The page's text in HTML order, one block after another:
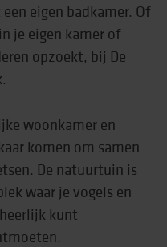
eigen badkamer. Of
je eigen kamer of
opzoekt, bij De
woonkamer en
komen om samen
De natuurtuin is
waar je vogels en
kunt